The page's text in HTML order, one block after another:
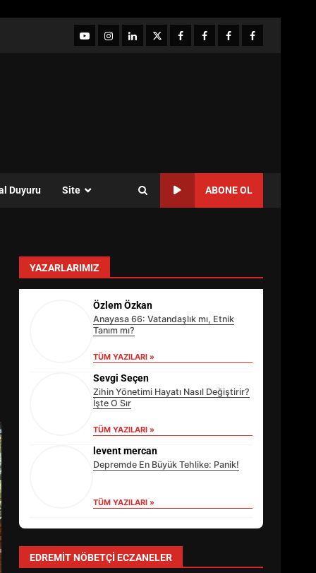
YouTubeInstagram
LinkedIntwitterfacebook-Facebook-
Facebook-Facebook-
Duyuru Site ABONE OL
YAZARLARIMIZ
Özlem Özkan
Anayasa 66: Vatandaşlık mı, Etnik
Tanım mı?
TÜM YAZILARI »
Sevgi Seçen
Zihin Yönetimi Hayatı Nasıl Değiştirir?
İşte O Sır
TÜM YAZILARI »
levent mercan
Depremde En Büyük Tehlike: Panik!
TÜM YAZILARI »
GEÇİYOR: GÖZLER BULUŞMADA
BALIKESİR’DE İKLİM PLANI
NASIL ŞEKİLLENİYOR?